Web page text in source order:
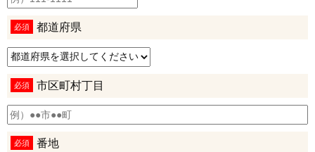
必須 都道府県
必須 市区町村丁目
必須 番地